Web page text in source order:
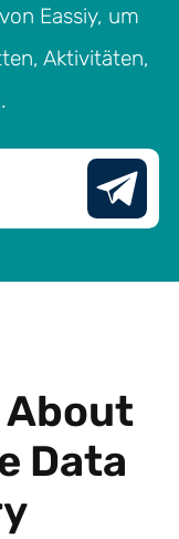
Eassiy, um
Aktivitäten,
About
Data